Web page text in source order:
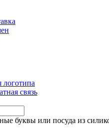
связь
буквы или посуда из